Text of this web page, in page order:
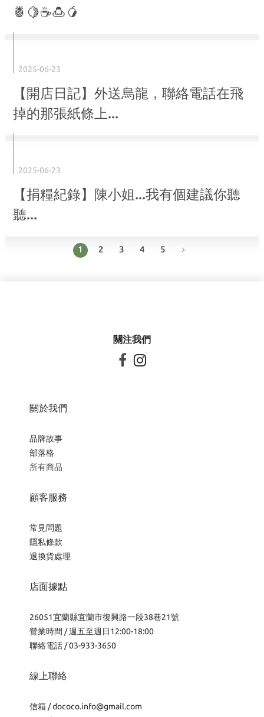
🍍🍋☕️🍮🥭
2025-06-23
【開店日記】外送烏龍，聯絡電話在飛
掉的那張紙條上...
2025-06-23
【捐糧紀錄】陳小姐...我有個建議你聽
聽...
1 2 3 4 5
關注我們
 
關於我們
品牌故事
部落格
所有商品
顧客服務
常見問題
隱私條款
退換貨處理
店面據點
26051宜蘭縣宜蘭市復興路一段38巷21號
營業時間 / 週五至週日12:00-18:00
聯絡電話 / 03-933-3650
線上聯絡
信箱 /dococo.info@gmail.com